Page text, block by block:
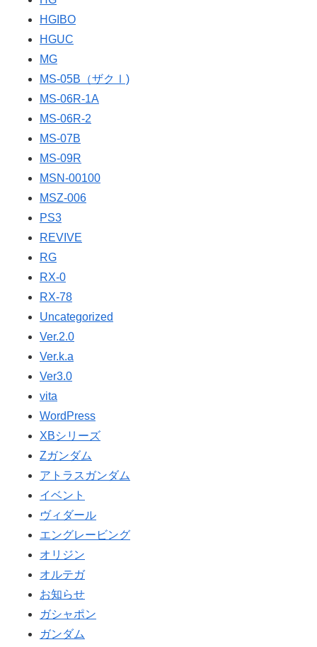
HGIBO
HGUC
MG
MS-05B（ザクⅠ)
MS-06R-1A
MS-06R-2
MS-07B
MS-09R
MSN-00100
MSZ-006
PS3
REVIVE
RG
RX-0
RX-78
Uncategorized
Ver.2.0
Ver.k.a
Ver3.0
vita
WordPress
XBシリーズ
Ζガンダム
アトラスガンダム
イベント
ヴィダール
エングレービング
オリジン
オルテガ
お知らせ
ガシャポン
ガンダム